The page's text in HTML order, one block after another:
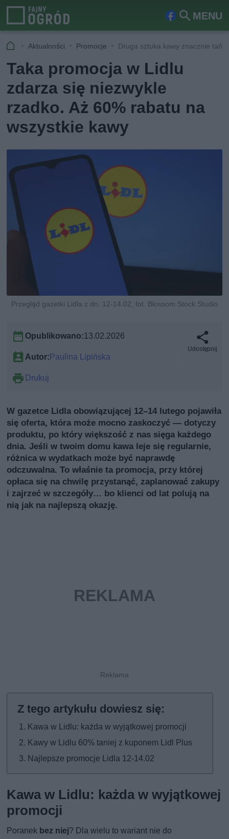
MENU
Fa
ook
Szu
Aktualności Promocje Druga sztuka kawy znacznie
Taka promocja w Lidlu
zdarza się niezwykle
rzadko. Aż 60% rabatu na
wszystkie kawy
Przegląd gazetki Lidla z dn. 12-14.02, fot. Blossom Stock Studio
Opublikowano:13.02.2026
Autor: Paulina Lipińska
Drukuj
Udostępnij
W gazetce Lidla obowiązującej 12–14 lutego pojawiła
się oferta, która może mocno zaskoczyć — dotyczy
produktu, po który większość z nas sięga każdego
dnia. Jeśli w twoim domu kawa leje się regularnie,
różnica w wydatkach może być naprawdę
odczuwalna. To właśnie ta promocja, przy której
opłaca się na chwilę przystanąć, zaplanować zakupy
i zajrzeć w szczegóły… bo klienci od lat polują na
nią jak na najlepszą okazję.
Kawa w Lidlu: każda w wyjątkowej promocji
Kawy w Lidlu 60% taniej z kuponem Lidl Plus
Najlepsze promocje Lidla 12-14.02
Kawa w Lidlu: każda w wyjątkowej
promocji
Poranek bez niej? Dla wielu to wariant nie do